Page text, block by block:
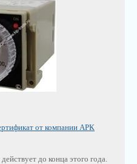
от компании АРК
до конца этого года.